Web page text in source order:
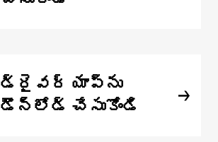
డ్రైవర్ యాప్‌ను
డౌన్‌లోడ్ చేసుకోండి